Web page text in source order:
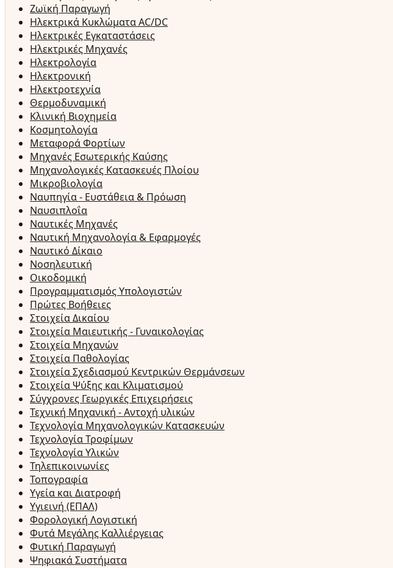
Ζωϊκή Παραγωγή
Ηλεκτρικά Κυκλώματα AC/DC
Ηλεκτρικές Εγκαταστάσεις
Ηλεκτρικές Μηχανές
Ηλεκτρολογία
Ηλεκτρονική
Ηλεκτροτεχνία
Θερμοδυναμική
Κλινική Βιοχημεία
Κοσμητολογία
Μεταφορά Φορτίων
Μηχανές Εσωτερικής Καύσης
Μηχανολογικές Κατασκευές Πλοίου
Μικροβιολογία
Ναυπηγία - Ευστάθεια & Πρόωση
Ναυσιπλοΐα
Ναυτικές Μηχανές
Ναυτική Μηχανολογία & Εφαρμογές
Ναυτικό Δίκαιο
Νοσηλευτική
Οικοδομική
Προγραμματισμός Υπολογιστών
Πρώτες Βοήθειες
Στοιχεία Δικαίου
Στοιχεία Μαιευτικής - Γυναικολογίας
Στοιχεία Μηχανών
Στοιχεία Παθολογίας
Στοιχεία Σχεδιασμού Κεντρικών Θερμάνσεων
Στοιχεία Ψύξης και Κλιματισμού
Σύγχρονες Γεωργικές Επιχειρήσεις
Τεχνική Μηχανική - Αντοχή υλικών
Τεχνολογία Μηχανολογικών Κατασκευών
Τεχνολογία Τροφίμων
Τεχνολογία Υλικών
Τηλεπικοινωνίες
Τοπογραφία
Υγεία και Διατροφή
Υγιεινή (ΕΠΑΛ)
Φορολογική Λογιστική
Φυτά Μεγάλης Καλλιέργειας
Φυτική Παραγωγή
Ψηφιακά Συστήματα